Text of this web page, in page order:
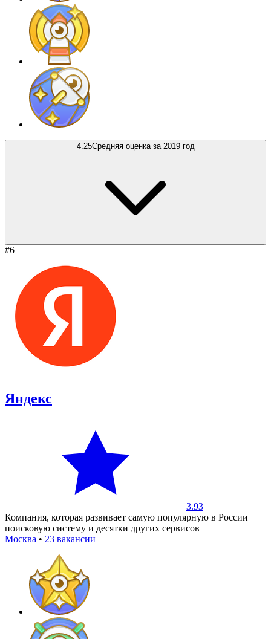
4.25Средняя оценка за 2019 год
#6
Яндекс
3.93
Компания, которая развивает самую популярную в России
поисковую систему и десятки других сервисов
Москва • 23 вакансии